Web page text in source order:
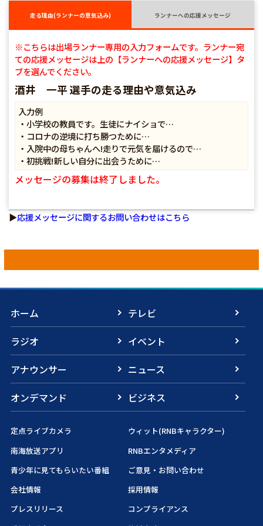
走る理由(ランナーの意気込み) ランナーへの応援メッセージ
※こちらは出場ランナー専用の入力フォームです。ランナー宛
ての応援メッセージは上の【ランナーへの応援メッセージ】タ
ブを選んでください。
酒井 一平 選手の走る理由や意気込み
入力例
・小学校の教員です。生徒にナイショで…
・コロナの逆境に打ち勝つために…
・入院中の母ちゃんへ!走りで元気を届けるので…
・初挑戦!新しい自分に出会うために…
メッセージの募集は終了しました。
▶応援メッセージに関するお問い合わせはこちら
ホーム
テレビ
ラジオ
イベント
アナウンサー
ニュース
オンデマンド
ビジネス
定点ライブカメラ
ウィット(RNBキャラクター)
南海放送アプリ
RNBエンタメディア
青少年に見てもらいたい番組
ご意見・お問い合わせ
会社情報
採用情報
プレスリリース
コンプライアンス